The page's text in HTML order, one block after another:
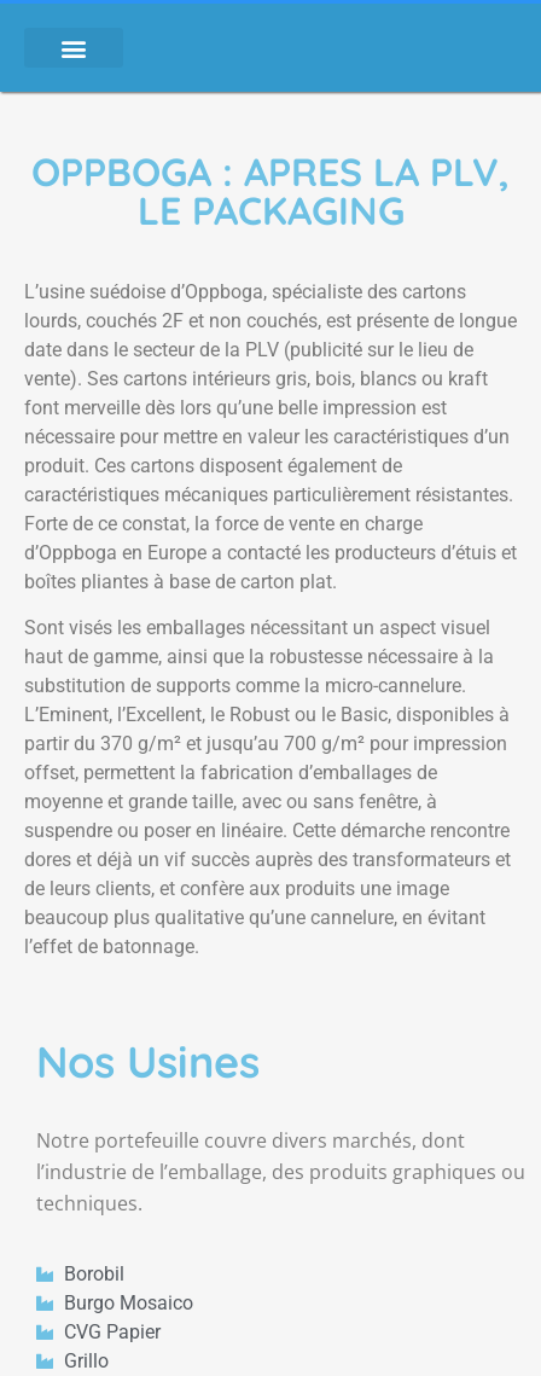
OPPBOGA : APRES LA PLV,
LE PACKAGING
L’usine suédoise d’Oppboga, spécialiste des cartons
lourds, couchés 2F et non couchés, est présente de longue
date dans le secteur de la PLV (publicité sur le lieu de
vente). Ses cartons intérieurs gris, bois, blancs ou kraft
font merveille dès lors qu’une belle impression est
nécessaire pour mettre en valeur les caractéristiques d’un
produit. Ces cartons disposent également de
caractéristiques mécaniques particulièrement résistantes.
Forte de ce constat, la force de vente en charge
d’Oppboga en Europe a contacté les producteurs d’étuis et
boîtes pliantes à base de carton plat.
Sont visés les emballages nécessitant un aspect visuel
haut de gamme, ainsi que la robustesse nécessaire à la
substitution de supports comme la micro-cannelure.
L’Eminent, l’Excellent, le Robust ou le Basic, disponibles à
partir du 370 g/m² et jusqu’au 700 g/m² pour impression
offset, permettent la fabrication d’emballages de
moyenne et grande taille, avec ou sans fenêtre, à
suspendre ou poser en linéaire. Cette démarche rencontre
dores et déjà un vif succès auprès des transformateurs et
de leurs clients, et confère aux produits une image
beaucoup plus qualitative qu’une cannelure, en évitant
l’effet de batonnage.
Nos Usines
Notre portefeuille couvre divers marchés, dont
l’industrie de l’emballage, des produits graphiques ou
techniques.
Borobil
Burgo Mosaico
CVG Papier
Grillo